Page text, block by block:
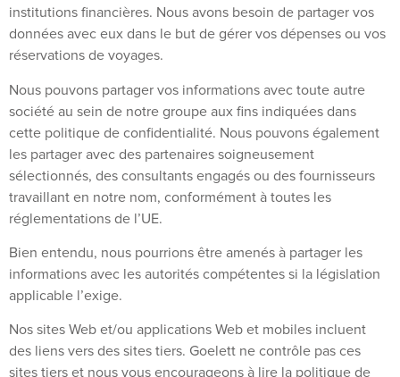
institutions financières. Nous avons besoin de partager vos
données avec eux dans le but de gérer vos dépenses ou vos
réservations de voyages.
Nous pouvons partager vos informations avec toute autre
société au sein de notre groupe aux fins indiquées dans
cette politique de confidentialité. Nous pouvons également
les partager avec des partenaires soigneusement
sélectionnés, des consultants engagés ou des fournisseurs
travaillant en notre nom, conformément à toutes les
réglementations de l’UE.
Bien entendu, nous pourrions être amenés à partager les
informations avec les autorités compétentes si la législation
applicable l’exige.
Nos sites Web et/ou applications Web et mobiles incluent
des liens vers des sites tiers. Goelett ne contrôle pas ces
sites tiers et nous vous encourageons à lire la politique de